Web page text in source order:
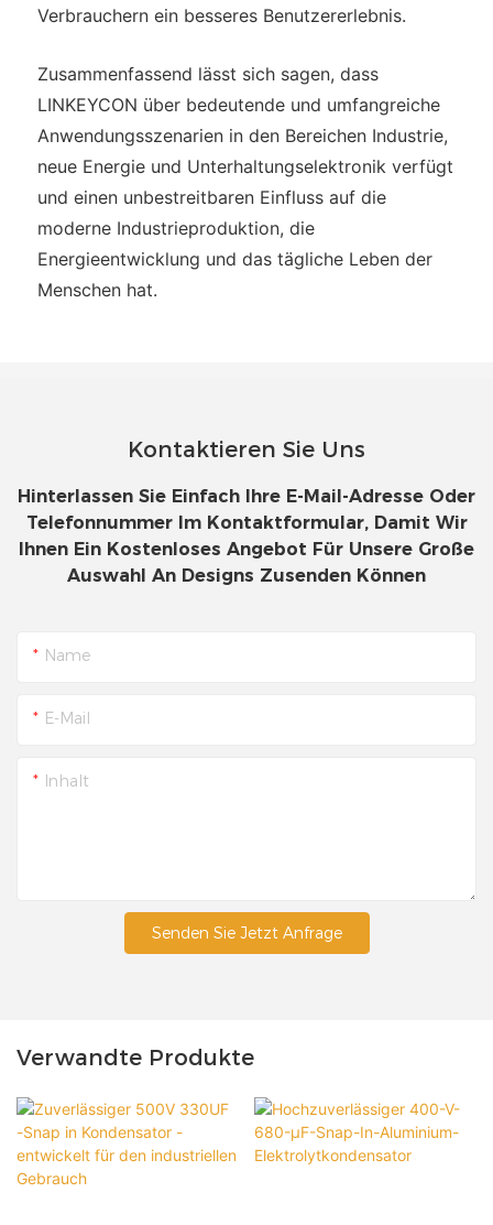
Verbrauchern ein besseres Benutzererlebnis.
Zusammenfassend lässt sich sagen, dass
LINKEYCON über bedeutende und umfangreiche
Anwendungsszenarien in den Bereichen Industrie,
neue Energie und Unterhaltungselektronik verfügt
und einen unbestreitbaren Einfluss auf die
moderne Industrieproduktion, die
Energieentwicklung und das tägliche Leben der
Menschen hat.
Kontaktieren Sie Uns
Hinterlassen Sie Einfach Ihre E-Mail-Adresse Oder
Telefonnummer Im Kontaktformular, Damit Wir
Ihnen Ein Kostenloses Angebot Für Unsere Große
Auswahl An Designs Zusenden Können
Name
E-Mail
Inhalt
Senden Sie Jetzt Anfrage
Verwandte Produkte